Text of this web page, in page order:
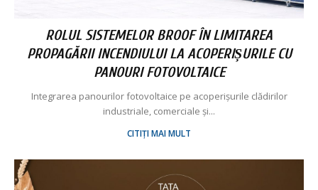
ROLUL SISTEMELOR BROOF ÎN LIMITAREA
PROPAGĂRII INCENDIULUI LA ACOPERIȘURILE CU
PANOURI FOTOVOLTAICE
Integrarea panourilor fotovoltaice pe acoperișurile clădirilor
industriale, comerciale și...
CITIȚI MAI MULT